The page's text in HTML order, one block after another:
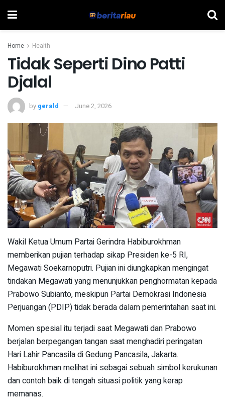
Home Health
Tidak Seperti Dino Patti
Djalal
by gerald June 2, 2026
Wakil Ketua Umum Partai Gerindra Habiburokhman
memberikan pujian terhadap sikap Presiden ke-5 RI,
Megawati Soekarnoputri. Pujian ini diungkapkan mengingat
tindakan Megawati yang menunjukkan penghormatan kepada
Prabowo Subianto, meskipun Partai Demokrasi Indonesia
Perjuangan (PDIP) tidak berada dalam pemerintahan saat ini.
Momen spesial itu terjadi saat Megawati dan Prabowo
berjalan berpegangan tangan saat menghadiri peringatan
Hari Lahir Pancasila di Gedung Pancasila, Jakarta.
Habiburokhman melihat ini sebagai sebuah simbol kerukunan
dan contoh baik di tengah situasi politik yang kerap
memanas.